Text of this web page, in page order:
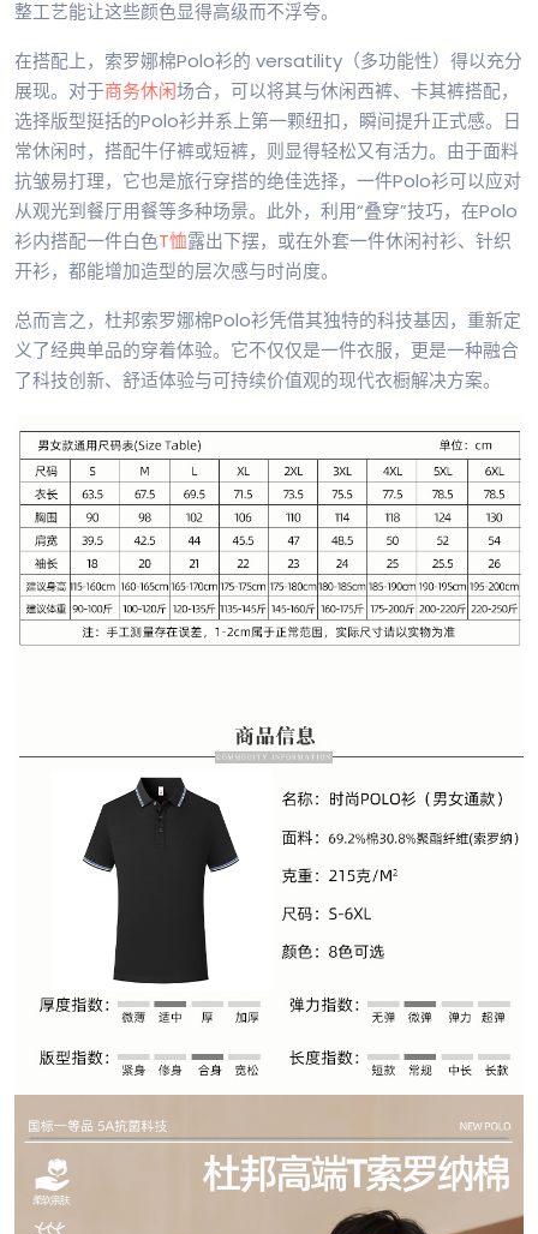
整工艺能让这些颜色显得高级而不浮夸。
在搭配上，索罗娜棉Polo衫的 versatility（多功能性）得以充分
展现。对于商务休闲场合，可以将其与休闲西裤、卡其裤搭配，
选择版型挺括的Polo衫并系上第一颗纽扣，瞬间提升正式感。日
常休闲时，搭配牛仔裤或短裤，则显得轻松又有活力。由于面料
抗皱易打理，它也是旅行穿搭的绝佳选择，一件Polo衫可以应对
从观光到餐厅用餐等多种场景。此外，利用“叠穿”技巧，在Polo
衫内搭配一件白色T恤露出下摆，或在外套一件休闲衬衫、针织
开衫，都能增加造型的层次感与时尚度。
总而言之，杜邦索罗娜棉Polo衫凭借其独特的科技基因，重新定
义了经典单品的穿着体验。它不仅仅是一件衣服，更是一种融合
了科技创新、舒适体验与可持续价值观的现代衣橱解决方案。